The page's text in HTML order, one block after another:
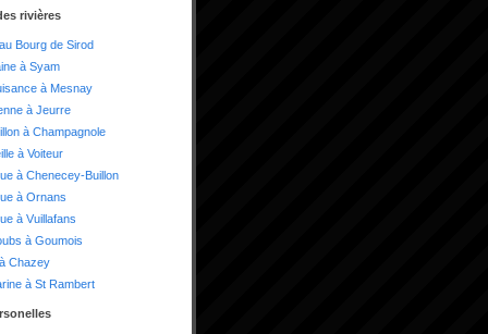
rivières
Bourg de Sirod
à Syam
à Mesnay
à Jeurre
à Champagnole
à Voiteur
à Chenecey-Buillon
à Ornans
à Vuillafans
à Goumois
Chazey
à St Rambert